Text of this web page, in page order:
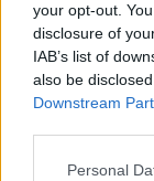
your opt-out.
disclosure of
IAB’s list of
also be
Downstream
Personal